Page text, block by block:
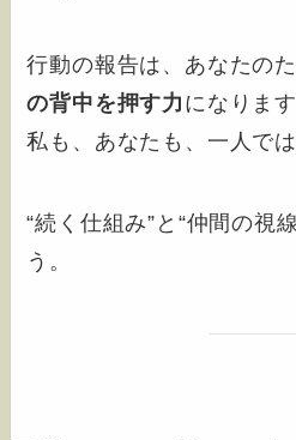
行動の報告は、あなたのた
の背中を押す力 になります
私も、あなたも、一人で
“続く仕組み”と“仲間の視
う。